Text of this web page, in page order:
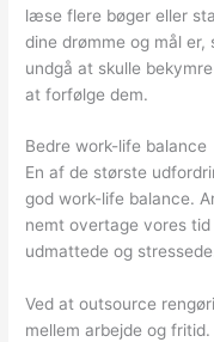
læse flere bøger eller
dine drømme og mål
undgå at skulle
at forfølge dem.
Bedre work-life balance
En af de største
god work-life balance.
nemt overtage vores
udmattede og
Ved at outsource
mellem arbejde og